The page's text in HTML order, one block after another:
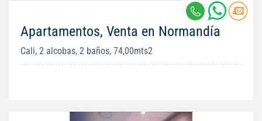
Apartamentos, Venta en Normandía
Cali, 2 alcobas, 2 baños, 74,00mts2